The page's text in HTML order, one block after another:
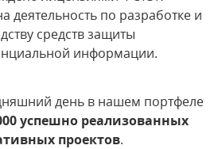
деятельность по разработке и
средств защиты
информации.
день в нашем портфеле
успешно реализованных
проектов.